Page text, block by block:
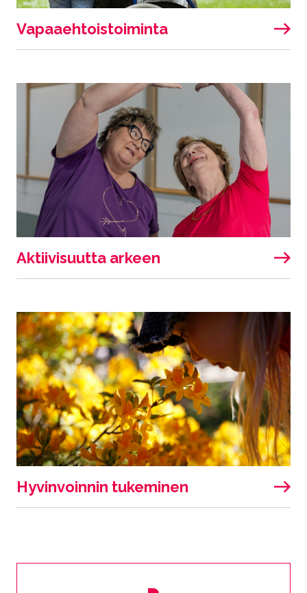
Vapaaehtoistoiminta
Aktiivisuutta arkeen
Hyvinvoinnin tukeminen